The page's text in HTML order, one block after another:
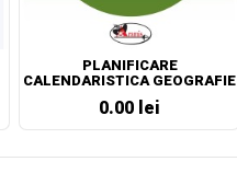
PLANIFICARE
CALENDARISTICA GEOGRAFIE
CLASA A VII-A
0.00 lei